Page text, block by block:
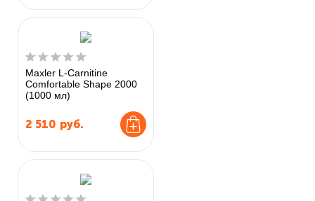
Maxler L-Carnitine
Comfortable Shape 2000
(1000 мл)
2 510 руб.